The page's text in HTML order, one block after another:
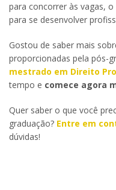
para concorrer às vagas,
para se desenvolver
Gostou de saber mais
proporcionadas pela pós-
mestrado em Direito
tempo e comece agora
Quer saber o que você
graduação? Entre em
dúvidas!